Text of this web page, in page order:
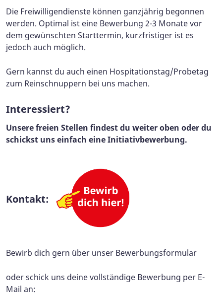
Die Freiwilligendienste können ganzjährig begonnen
werden. Optimal ist eine Bewerbung 2-3 Monate vor
dem gewünschten Starttermin, kurzfristiger ist es
jedoch auch möglich.
Gern kannst du auch einen Hospitationstag/Probetag
zum Reinschnuppern bei uns machen.
Interessiert?
Unsere freien Stellen findest du weiter oben oder du
schickst uns einfach eine Initiativbewerbung.
Kontakt:
Bewirb dich gern über unser Bewerbungsformular
oder schick uns deine vollständige Bewerbung per E-
Mail an: